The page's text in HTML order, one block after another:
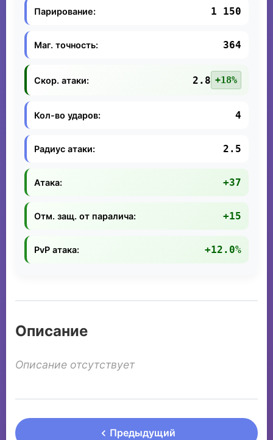
Парирование: 1 150
Маг. точность: 364
Скор. атаки: 2.8 +18%
Кол-во ударов: 4
Радиус атаки: 2.5
Атака: +37
Отм. защ. от паралича: +15
PvP атака: +12.0%
Описание
Описание отсутствует
Предыдущий